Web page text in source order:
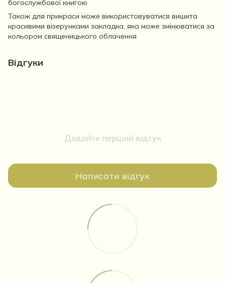
богослужбової книгою
Також для прикраси може використовуватися вишита
красивими візерунками закладка, яка може змінюватися за
кольором священицького облачення
Відгуки
Додайте перший відгук
Написати відгук